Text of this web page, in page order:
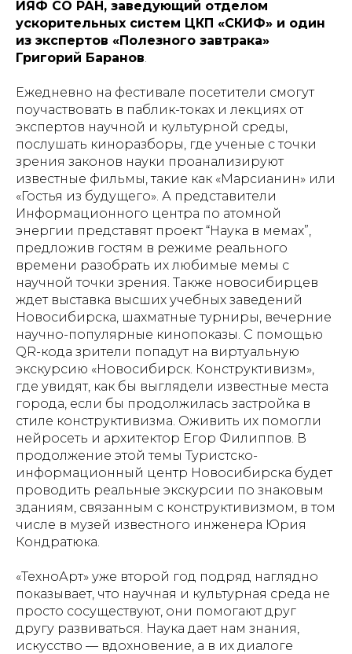
ИЯФ СО РАН, заведующий отделом
ускорительных систем ЦКП «СКИФ» и один
из экспертов «Полезного завтрака»
Григорий Баранов.
Ежедневно на фестивале посетители смогут
поучаствовать в паблик-токах и лекциях от
экспертов научной и культурной среды,
послушать киноразборы, где ученые с точки
зрения законов науки проанализируют
известные фильмы, такие как «Марсианин» или
«Гостья из будущего». А представители
Информационного центра по атомной
энергии представят проект “Наука в мемах”,
предложив гостям в режиме реального
времени разобрать их любимые мемы с
научной точки зрения. Также новосибирцев
ждет выставка высших учебных заведений
Новосибирска, шахматные турниры, вечерние
научно-популярные кинопоказы. С помощью
QR-кода зрители попадут на виртуальную
экскурсию «Новосибирск. Конструктивизм»,
где увидят, как бы выглядели известные места
города, если бы продолжилась застройка в
стиле конструктивизма. Оживить их помогли
нейросеть и архитектор Егор Филиппов. В
продолжение этой темы Туристско-
информационный центр Новосибирска будет
проводить реальные экскурсии по знаковым
зданиям, связанным с конструктивизмом, в том
числе в музей известного инженера Юрия
Кондратюка.
«ТехноАрт» уже второй год подряд наглядно
показывает, что научная и культурная среда не
просто сосуществуют, они помогают друг
другу развиваться. Наука дает нам знания,
искусство — вдохновение, а в их диалоге